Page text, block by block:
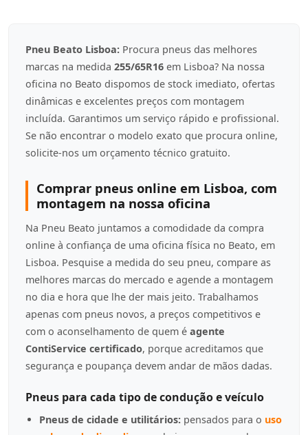
Pneu Beato Lisboa: Procura pneus das melhores
marcas na medida 255/65R16 em Lisboa? Na nossa
oficina no Beato dispomos de stock imediato, ofertas
dinâmicas e excelentes preços com montagem
incluída. Garantimos um serviço rápido e profissional.
Se não encontrar o modelo exato que procura online,
solicite-nos um orçamento técnico gratuito.
Comprar pneus online em Lisboa, com
montagem na nossa oficina
Na Pneu Beato juntamos a comodidade da compra
online à confiança de uma oficina física no Beato, em
Lisboa. Pesquise a medida do seu pneu, compare as
melhores marcas do mercado e agende a montagem
no dia e hora que lhe der mais jeito. Trabalhamos
apenas com pneus novos, a preços competitivos e
com o aconselhamento de quem é agente
ContiService certificado, porque acreditamos que
segurança e poupança devem andar de mãos dadas.
Pneus para cada tipo de condução e veículo
Pneus de cidade e utilitários: pensados para o uso